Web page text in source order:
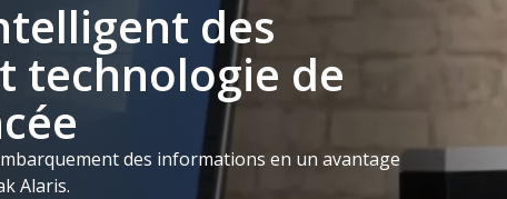
des
technologie de
des informations en un avantage
Alaris.